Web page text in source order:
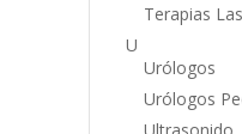
Terapias
U
Urólogos
Urólogos
Ultrasonido